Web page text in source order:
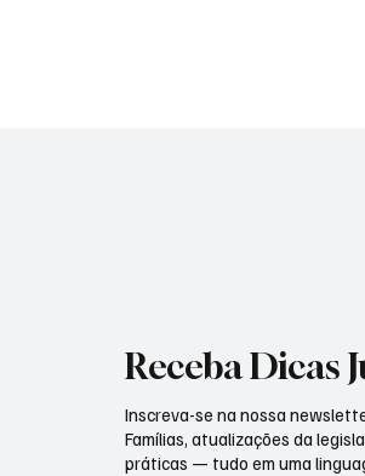
Receba Dicas
Inscreva-se na nossa
Famílias, atualizações da
práticas — tudo em uma